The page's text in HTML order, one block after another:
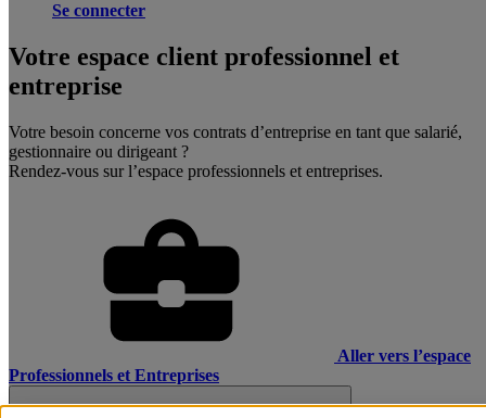
Se connecter
Votre espace client professionnel et
entreprise
Votre besoin concerne vos contrats d’entreprise en tant que salarié,
gestionnaire ou dirigeant ?
Rendez-vous sur l’espace professionnels et entreprises.
Aller vers l’espace
Professionnels et Entreprises